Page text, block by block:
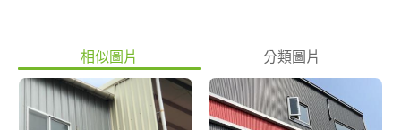
相似圖片 分類圖片